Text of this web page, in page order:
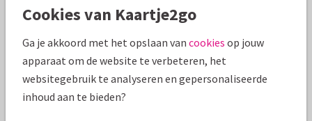
Cookies van Kaartje2go
Ga je akkoord met het opslaan van cookies op jouw
apparaat om de website te verbeteren, het
websitegebruik te analyseren en gepersonaliseerde
inhoud aan te bieden?